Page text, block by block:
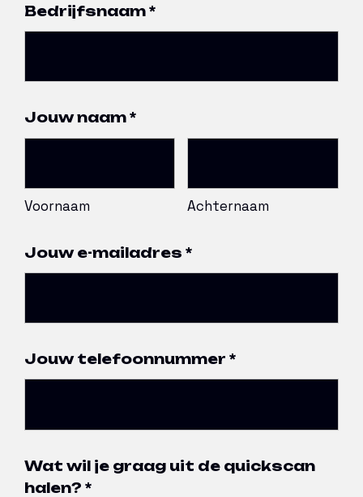
Bedrijfsnaam*
Jouw naam*
Voornaam Achternaam
Jouw e-mailadres *
Jouw telefoonnummer *
Wat wil je graag uit de quickscan
halen? *